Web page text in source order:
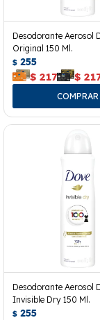
Desodorante Aerosol
Original 150 Ml.
$ 255
$ 217 $
Desodorante Aerosol
Invisible Dry 150 Ml.
$ 255